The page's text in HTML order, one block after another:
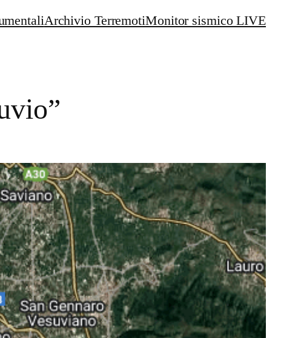
Archivio TerremotiMonitor sismico LIVE